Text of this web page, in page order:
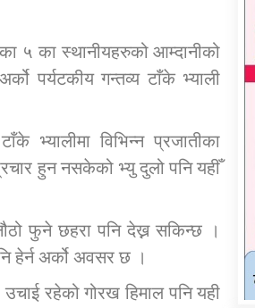
५ का स्थानीयहरुको आम्दानीको
पर्यटकीय गन्तव्य टाँके भ्याली
भ्यालीमा विभिन्न प्रजातीका
हुन नसकेको भ्यु दुलो पनि यहीँ
फुने छहरा पनि देख्न सकिन्छ ।
हेर्न अर्को अवसर छ ।
रहेको गोरख हिमाल पनि यही